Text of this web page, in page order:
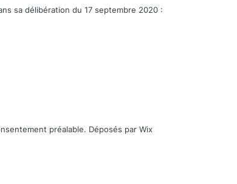
sa délibération du 17 septembre 2020 :
préalable. Déposés par Wix